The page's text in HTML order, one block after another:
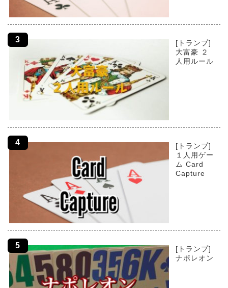
[トランプ]
大富豪 ２
人用ルール
[トランプ]
１人用ゲー
ム Card
Capture
[トランプ]
ナポレオン